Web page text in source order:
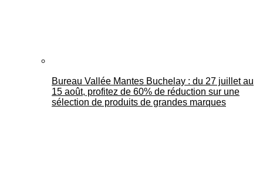
Bureau Vallée Mantes Buchelay : du 27 juillet au
15 août, profitez de 60% de réduction sur une
sélection de produits de grandes marques